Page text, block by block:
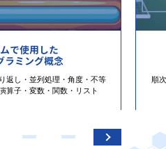
で使用した
ラミング概念
返し・並列処理・角度・不等
算子・変数・関数・リスト
順